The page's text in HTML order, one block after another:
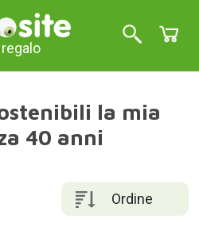
la mia
40 anni
Ordine